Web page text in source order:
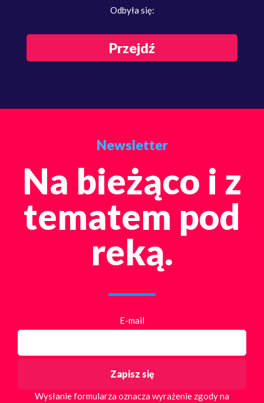
Odbyła się:
Przejdź
Newsletter
Na bieżąco i z
tematem pod
reką.
E-mail
Wysłanie formularza oznacza wyrażenie zgody na